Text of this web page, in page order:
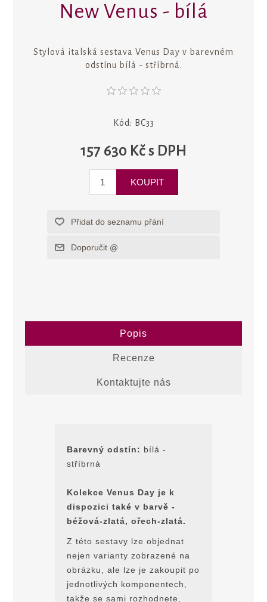
New Venus - bílá
Stylová italská sestava Venus Day v barevném
odstínu bílá - stříbrná.
Kód: BC33
157 630 Kč s DPH
Popis
Recenze
Kontaktujte nás
Barevný odstín: bílá -
stříbrná
Kolekce Venus Day je k
dispozici také v barvě -
béžová-zlatá, ořech-zlatá.
Z této sestavy lze objednat
nejen varianty zobrazené na
obrázku, ale lze je zakoupit po
jednotlivých komponentech,
takže se sami rozhodnete,